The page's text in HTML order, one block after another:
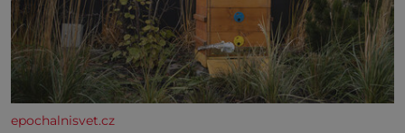
epochalnisvet.cz